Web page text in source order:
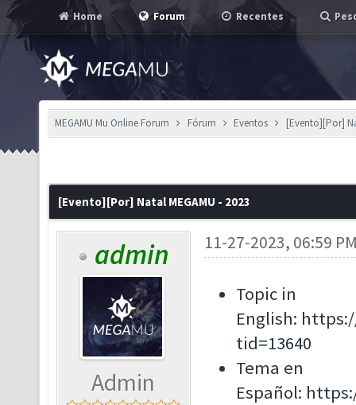
Home Forum Recentes
MEGAMU Mu Online Forum Fórum Eventos [Evento][Por]
[Evento][Por] Natal MEGAMU - 2023
admin
Admin
11-27-2023, 06:59
Topic in
English:
tid=13640
Tema en
Español: